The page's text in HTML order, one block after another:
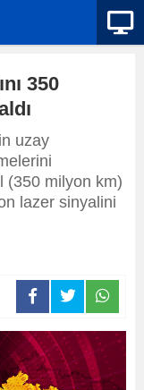
350
uzay
(350 milyon km)
lazer sinyalini